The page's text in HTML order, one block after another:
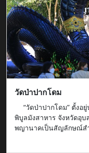
วัดป่าปากโดม
พิบูลมังสาหาร จังหวัดอุ
พญานาคเป็นสัญลักษณ์ส